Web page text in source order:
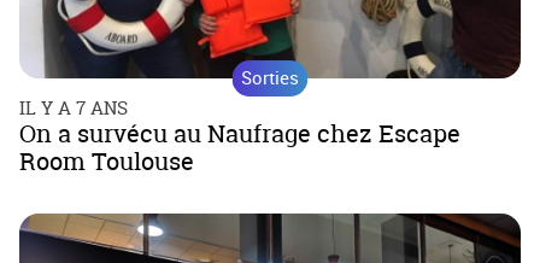
Sorties
IL Y A 7 ANS
On a survécu au Naufrage chez Escape
Room Toulouse